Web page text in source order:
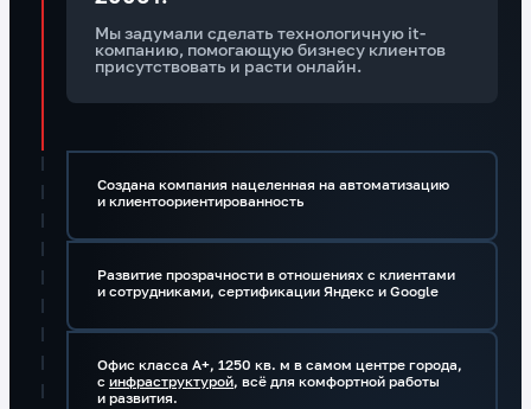
Мы задумали сделать технологичную it-
компанию, помогающую бизнесу клиентов
присутствовать и расти онлайн.
Создана компания нацеленная на автоматизацию
и клиентоориентированность
Развитие прозрачности в отношениях с клиентами
и сотрудниками, сертификации Яндекс и Google
Офис класса А+, 1250 кв. м в самом центре города,
с инфраструктурой, всё для комфортной работы
и развития.